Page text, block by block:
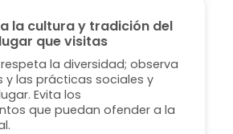
la cultura y tradición del
lugar que visitas
la diversidad; observa
y las prácticas sociales y
Evita los
que puedan ofender a la